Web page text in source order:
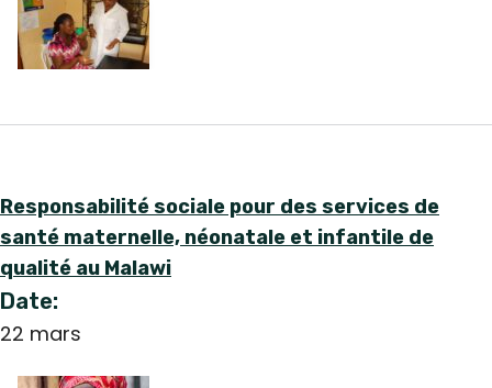
Responsabilité sociale pour des services de
santé maternelle, néonatale et infantile de
qualité au Malawi
Date:
22 mars